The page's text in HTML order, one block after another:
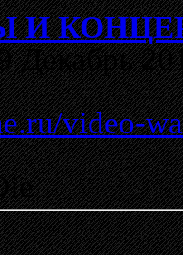
Декабрь
video-